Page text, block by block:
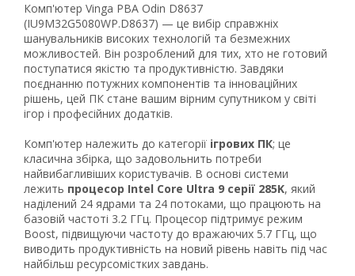
Комп'ютер Vinga PBA Odin D8637
(IU9M32G5080WP.D8637) — це вибір справжніх
шанувальників високих технологій та безмежних
можливостей. Він розроблений для тих, хто не готовий
поступатися якістю та продуктивністю. Завдяки
поєднанню потужних компонентів та інноваційних
рішень, цей ПК стане вашим вірним супутником у світі
ігор і професійних додатків.
Комп'ютер належить до категорії ігрових ПК; це
класична збірка, що задовольнить потреби
найвибагливіших користувачів. В основі системи
лежить процесор Intel Core Ultra 9 серії 285K, який
наділений 24 ядрами та 24 потоками, що працюють на
базовій частоті 3.2 ГГц. Процесор підтримує режим
Boost, підвищуючи частоту до вражаючих 5.7 ГГц, що
виводить продуктивність на новий рівень навіть під час
найбільш ресурсомістких завдань.